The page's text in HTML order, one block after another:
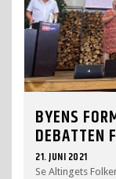
BYENS
DEBATTEN
21. JUNI 2021
Se Altingets